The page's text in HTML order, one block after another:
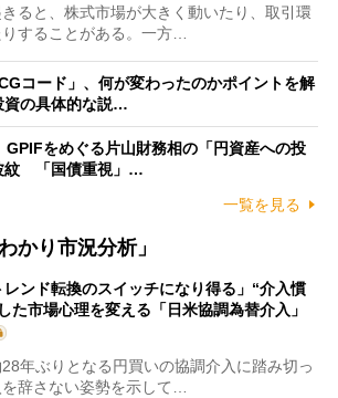
ると、株式市場が大きく動いたり、取引環
することがある。一方…
コード」、何が変わったのかポイントを解
の具体的な説…
GPIFをめぐる片山財務相の「円資産への投
紋 「国債重視」…
一覧を見る
かり市況分析」
レンド転換のスイッチになり得る」“介入慣
た市場心理を変える「日米協調為替介入」
年ぶりとなる円買いの協調介入に踏み切っ
辞さない姿勢を示して…